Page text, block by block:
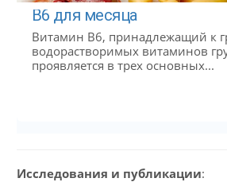
B6 для месяца
Витамин B6, принадлежащий к
водорастворимых витаминов
проявляется в трех основных...
Исследования и публикации: